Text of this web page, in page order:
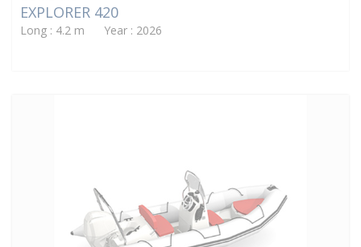
EXPLORER 420
Long : 4.2 m Year : 2026